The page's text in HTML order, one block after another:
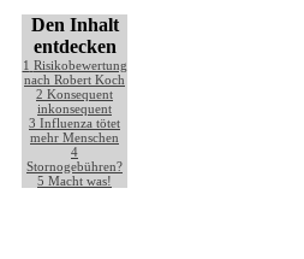
Den Inhalt
entdecken
1 Risikobewertung
nach Robert Koch
2 Konsequent
inkonsequent
3 Influenza tötet
mehr Menschen
4
Stornogebühren?
5 Macht was!